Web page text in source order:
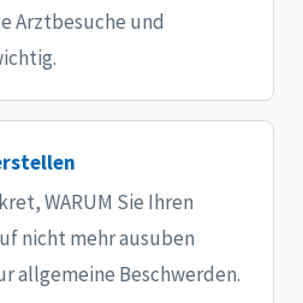
Arztbesuche und
WARUM Sie Ihren
nicht mehr ausuben
allgemeine Beschwerden.